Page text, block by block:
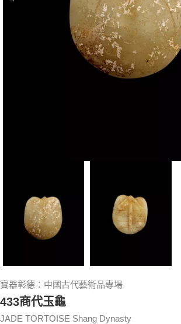
寶器彰德：中國古代藝術品專場
433商代玉龜
JADE TORTOISE Shang Dynasty